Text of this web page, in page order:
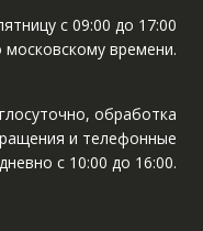
с 09:00 до 17:00
московскому времени.
обработка
и телефонные
с 10:00 до 16:00.